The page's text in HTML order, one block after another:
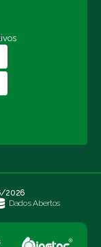
2026
Dados Abertos